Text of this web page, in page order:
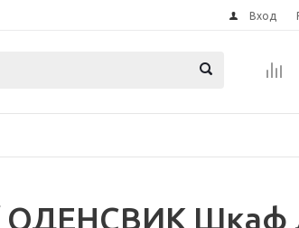
Вход
ОДЕНСВИК Шкаф